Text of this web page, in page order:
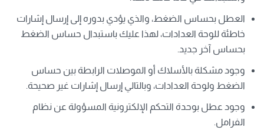
العطل بحساس الضغط، والذي يؤدي بدوره إلى إرسال إشارات
خاطئة للوحة العدادات، لهذا عليك باستبدال حساس الضغط
بحساس آخر جديد.
وجود مشكلة بالأسلاك أو الموصلات الرابطة بين حساس
الضغط ولوحة العدادات، وبالتالي إرسال إشارات غير صحيحة.
وجود عطل بوحدة التحكم الإلكترونية المسؤولة عن نظام
الفرامل.